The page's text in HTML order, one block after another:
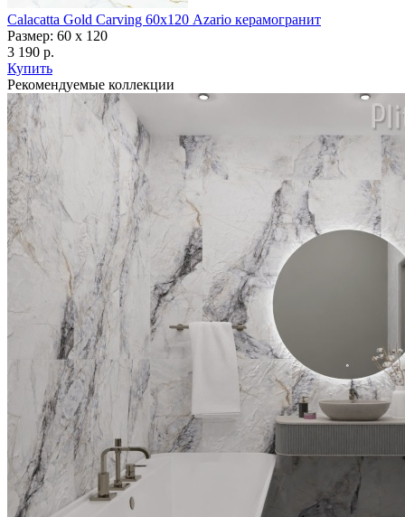
Calacatta Gold Carving 60х120 Azario керамогранит
Размер: 60 x 120
3 190 р.
Купить
Рекомендуемые коллекции